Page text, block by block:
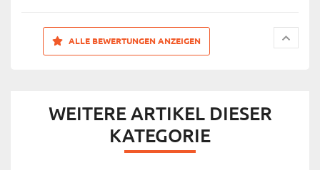
ALLE BEWERTUNGEN ANZEIGEN
WEITERE ARTIKEL DIESER
KATEGORIE